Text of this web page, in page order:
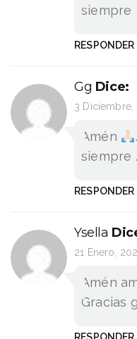
siempre
RESPONDER
Gg Dice:
3 Diciembre,
Amén
siempre
RESPONDER
Ysella
21 Enero,
Amén
Gracias